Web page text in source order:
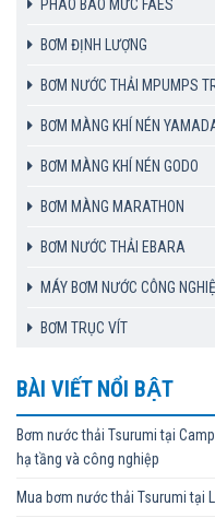
PHAO BÁO MỨC FAES
BƠM ĐỊNH LƯỢNG
BƠM NƯỚC THẢI MPUMPS
BƠM MÀNG KHÍ NÉN
BƠM MÀNG KHÍ NÉN GODO
BƠM MÀNG MARATHON
BƠM NƯỚC THẢI EBARA
MÁY BƠM NƯỚC CÔNG
BƠM TRỤC VÍT
BÀI VIẾT NỔI BẬT
Bơm nước thải Tsurumi tại
hạ tầng và công nghiệp
Mua bơm nước thải Tsurumi tại